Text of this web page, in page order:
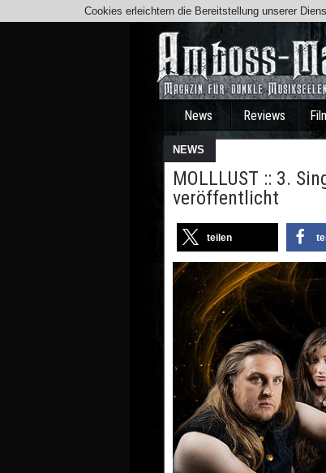
News Reviews
NEWS
MOLLLUST :: 3.
veröffentlicht
teilen
Cookies erleichtern die Bereitstellung unserer